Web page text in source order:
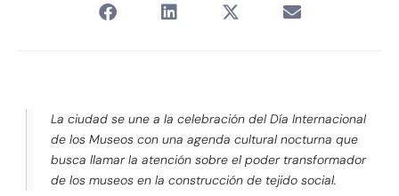
La ciudad se une a la celebración del Día Internacional
de los Museos con una agenda cultural nocturna que
busca llamar la atención sobre el poder transformador
de los museos en la construcción de tejido social.